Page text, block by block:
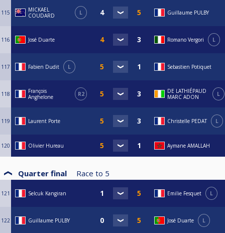
115
MICKAEL
COUDARD
L Guillaume PULBY
116 José Duarte Romano Vergori L
117 Fabien Dudit L Sebastien Potiquet
118
François
Anghelone
R2
DE LATHIÉPAUD
MARC ADON
L
119 Laurent Porte Christelle PEDAT L
120 Olivier Hureau Aymane AMALLAH
Quarter final Race to 5
121 Selcuk Kangiran Emilie Fesquet L
122 Guillaume PULBY José Duarte L